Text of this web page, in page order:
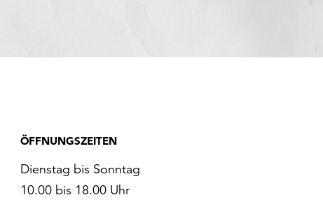
ÖFFNUNGSZEITEN
Dienstag bis Sonntag
10.00 bis 18.00 Uhr